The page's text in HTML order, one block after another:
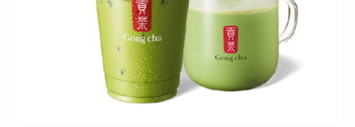
ューまとめ
デニーズの宅配メニ
ュー一覧！出前デリ
バリーの注文方法も